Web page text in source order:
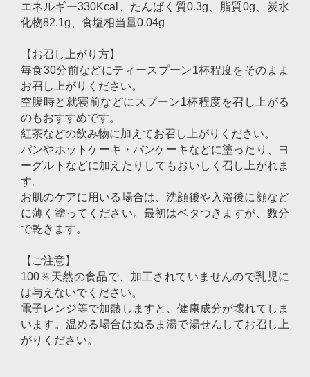
エネルギー330Kcal、たんぱく質0.3g、脂質0g、炭水
化物82.1g、食塩相当量0.04g
【お召し上がり方】
毎食30分前などにティースプーン1杯程度をそのまま
お召し上がりください。
空腹時と就寝前などにスプーン1杯程度を召し上がる
のもおすすめです。
紅茶などの飲み物に加えてお召し上がりください。
パンやホットケーキ・パンケーキなどに塗ったり、ヨ
ーグルトなどに加えたりしてもおいしく召し上がれま
す。
お肌のケアに用いる場合は、洗顔後や入浴後に顔など
に薄く塗ってください。最初はベタつきますが、数分
で乾きます。
【ご注意】
100％天然の食品で、加工されていませんので乳児に
は与えないでください。
電子レンジ等で加熱しますと、健康成分が壊れてしま
います。温める場合はぬるま湯で湯せんしてお召し上
がりください。